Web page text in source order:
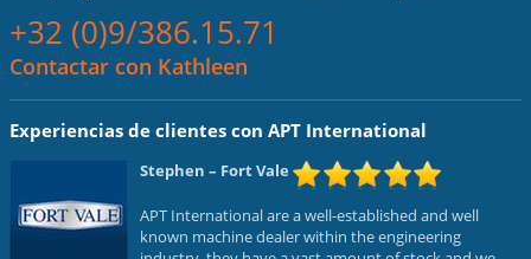
+32 (0)9/386.15.71
Contactar con Kathleen
Experiencias de clientes con APT International
Stephen – Fort Vale
APT International are a well-established and well
known machine dealer within the engineering